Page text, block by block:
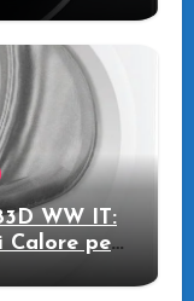
WW IT:
Calore per